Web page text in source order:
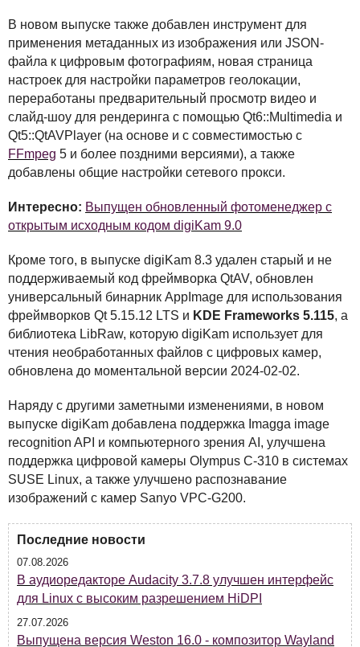
В новом выпуске также добавлен инструмент для
применения метаданных из изображения или JSON-
файла к цифровым фотографиям, новая страница
настроек для настройки параметров геолокации,
переработаны предварительный просмотр видео и
слайд-шоу для рендеринга с помощью Qt6::Multimedia и
Qt5::QtAVPlayer (на основе и с совместимостью с
FFmpeg 5 и более поздними версиями), а также
добавлены общие настройки сетевого прокси.
Интересно: Выпущен обновленный фотоменеджер с
открытым исходным кодом digiKam 9.0
Кроме того, в выпуске digiKam 8.3 удален старый и не
поддерживаемый код фреймворка QtAV, обновлен
универсальный бинарник AppImage для использования
фреймворков Qt 5.15.12 LTS и KDE Frameworks 5.115, а
библиотека LibRaw, которую digiKam использует для
чтения необработанных файлов с цифровых камер,
обновлена до моментальной версии 2024-02-02.
Наряду с другими заметными изменениями, в новом
выпуске digiKam добавлена поддержка Imagga image
recognition API и компьютерного зрения AI, улучшена
поддержка цифровой камеры Olympus C-310 в системах
SUSE Linux, а также улучшено распознавание
изображений с камер Sanyo VPC-G200.
Последние новости
07.08.2026
В аудиоредакторе Audacity 3.7.8 улучшен интерфейс
для Linux с высоким разрешением HiDPI
27.07.2026
Выпущена версия Weston 16.0 - композитор Wayland